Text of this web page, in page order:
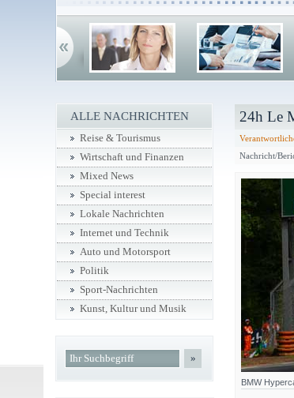
24h Le
Nachricht/
BMW
ALLE NACHRICHTEN
Reise & Tourismus
Wirtschaft und Finanzen
Mixed News
Special interest
Lokale Nachrichten
Internet und Technik
Auto und Motorsport
Politik
Sport-Nachrichten
Kunst, Kultur und Musik
»